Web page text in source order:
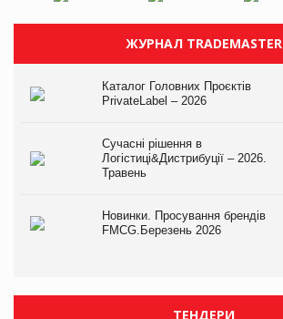
ЖУРНАЛ TRADEMASTER
Каталог Головних Проєктів
PrivateLabel – 2026
Сучасні рішення в
Логістиці&Дистрибуції – 2026.
Травень
Новинки. Просування брендів
FMCG.Березень 2026
ТЕНДЕРИ